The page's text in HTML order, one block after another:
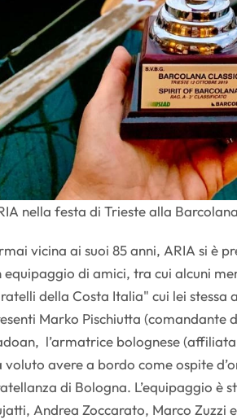
nella festa di Trieste alla
vicina ai suoi 85 anni, ARIA si è
equipaggio di amici, tra cui alcuni
della Costa Italia" cui lei
Marko Pischiutta (comandante
l’armatrice bolognese
voluto avere a bordo come ospite
di Bologna. L’equipaggio è
Andrea Zoccarato, Marco Zuzzi